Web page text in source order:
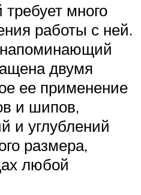
много
работы с ней.
двумя
ее применение
и шипов,
и углублений
размера,
любой